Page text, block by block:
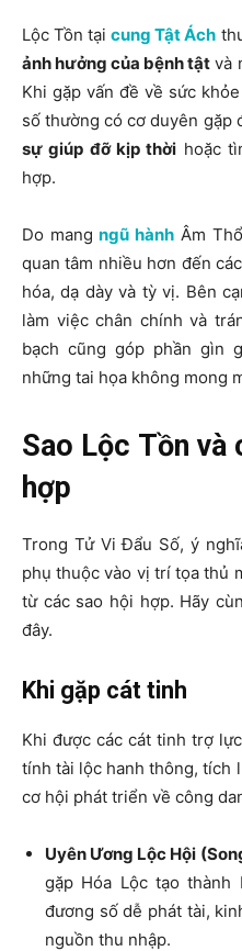
Lộc Tồn tại cung Tật Ách
ảnh hưởng của bệnh tật và
Khi gặp vấn đề về sức
số thường có cơ duyên gặp
sự giúp đỡ kịp thời hoặc
hợp.
Do mang ngũ hành Âm
quan tâm nhiều hơn đến
hóa, dạ dày và tỳ vị. Bên
làm việc chân chính và
bạch cũng góp phần gìn
những tai họa không mong
Sao Lộc Tồn và
hợp
Trong Tử Vi Đẩu Số, ý
phụ thuộc vào vị trí tọa thủ
từ các sao hội hợp. Hãy
đây.
Khi gặp cát tinh
Khi được các cát tinh trợ
tính tài lộc hanh thông, tích
cơ hội phát triển về công
Uyên Ương Lộc Hội
gặp Hóa Lộc tạo
đương số dễ phát tài,
nguồn thu nhập.